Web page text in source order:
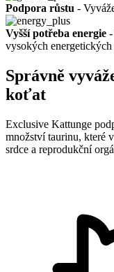
Podpora růstu -
Vyšší potřeba energie
vysokých energetických
Správně
koťat
Exclusive Kattunge
množství taurinu, které
srdce a reprodukční